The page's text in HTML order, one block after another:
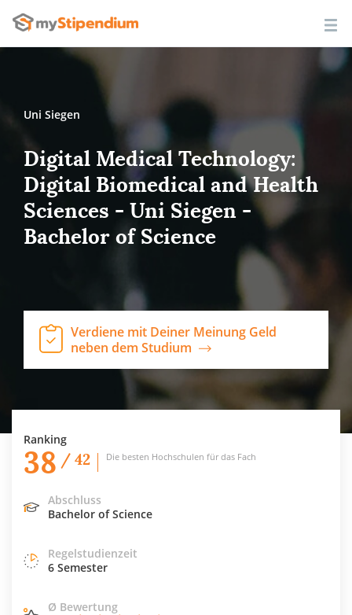
Uni Siegen
Digital Medical Technology:
Digital Biomedical and Health
Sciences - Uni Siegen -
Bachelor of Science
Verdiene mit Deiner Meinung Geld
neben dem Studium
Ranking
38 / 42 Die besten Hochschulen für das Fach
Abschluss
Bachelor of Science
Regelstudienzeit
6 Semester
Ø Bewertung